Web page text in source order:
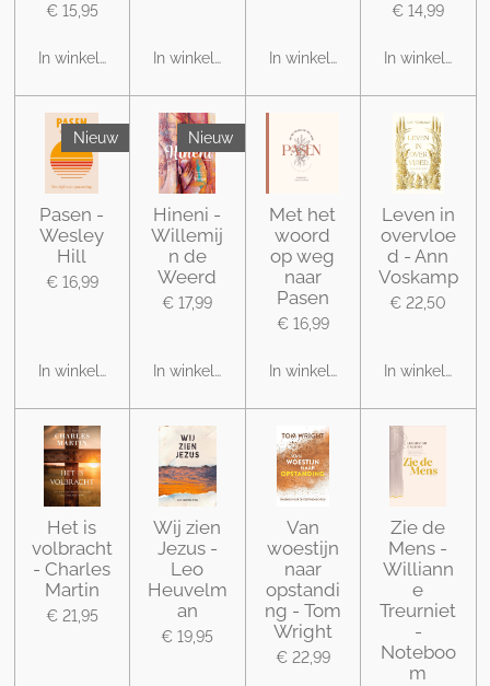
€ 15,95
In winkelwagen In winkelwagen In winkelwagen
€ 14,99
In
Nieuw
Pasen -
Wesley
Hill
€ 16,99
In winkelwagen
Nieuw
Hineni -
Willemij
n de
Weerd
€ 17,99
In winkelwagen
Met het
woord
op weg
naar
Pasen
€ 16,99
In winkelwagen
Leven in
overvloe
d - Ann
Voskamp
€ 22,50
In
Het is
volbracht
- Charles
Martin
€ 21,95
Wij zien
Jezus -
Leo
Heuvelm
an
€ 19,95
Van
woestijn
naar
opstandi
ng - Tom
Wright
€ 22,99
Zie de
Mens -
Williann
e
Treurniet
-
Noteboo
m